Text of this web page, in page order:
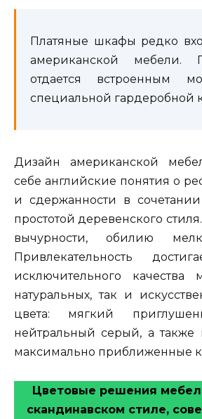
Платяные шкафы редко
американской мебели.
отдается встроенным
специальной гардеробной
Дизайн американской
себе английские понятия о
и сдержанности в
простотой деревенского
вычурности, обилию
Привлекательность
исключительного качества
натуральных, так и
цвета: мягкий
нейтральный серый, а также
максимально приближенные
Цветовые решения
скандинавском стиле,